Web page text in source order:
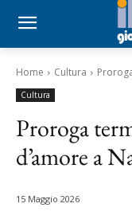
Home Cultura
Cultura
Proroga
d’amore a
15 Maggio 2026